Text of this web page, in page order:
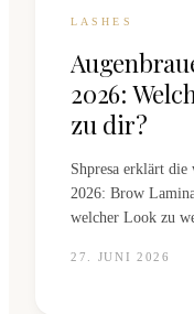
LASHES
2026:
zu dir?
Shpresa erklärt
2026: Brow
welcher Look zu
27. JUNI 2026